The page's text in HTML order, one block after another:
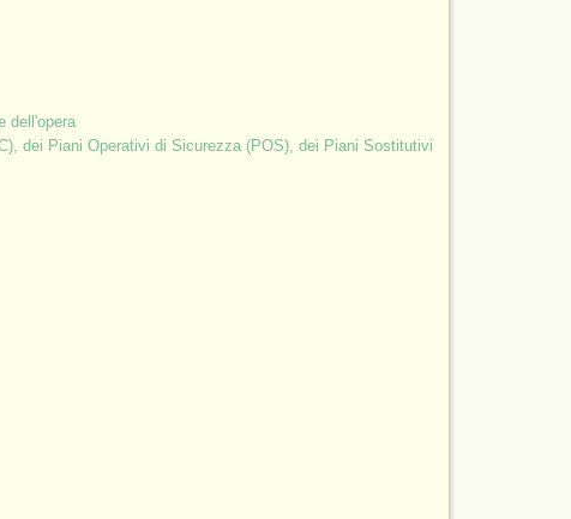
dell'opera
dei Piani Operativi di Sicurezza (POS), dei Piani Sostitutivi